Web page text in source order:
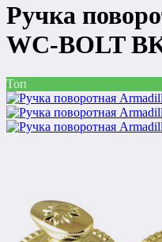
Ручка
WC-BOLT
Топ